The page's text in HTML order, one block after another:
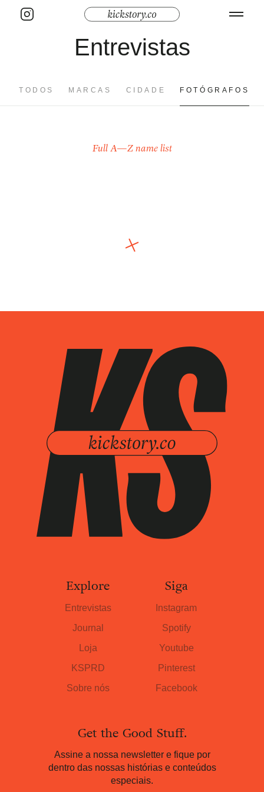
Entrevistas
TODOS MARCAS CIDADE FOTÓGRAFOS
Full A—Z name list
Get the Good Stuff.
Assine a nossa newsletter e fique por
dentro das nossas histórias e conteúdos
especiais.
Explore
Entrevistas
Journal
Loja
KSPRD
Sobre nós
Siga
Instagram
Spotify
Youtube
Pinterest
Facebook